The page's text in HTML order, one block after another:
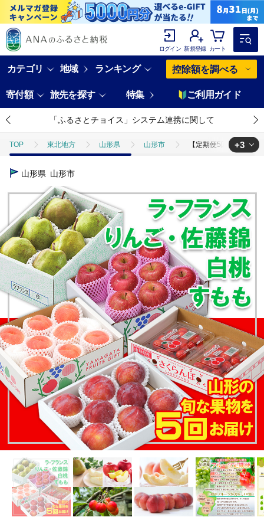
ログイン 新規登録 カート
カテゴリ 地域 ランキング 控除額を調べる
寄付額 旅先を探す 特集 ご利用ガイド
「ふるさとチョイス」システム連携に関して
TOP 東北地方 山形県 山形市 【定期便5回】☆フル
TOP
フルーツ
TOP フルーツ さくらんぼ 【定期便5回】☆フルーツ王国山
+3
山形県 山形市